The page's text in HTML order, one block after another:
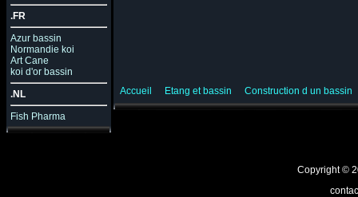
.FR
Azur bassin
Normandie koi
Art Cane
koi d'or bassin
.NL
Fish Pharma
Accueil Etang et bassin Construction d un bassin
Copyright ©